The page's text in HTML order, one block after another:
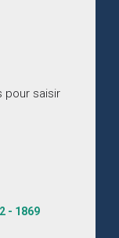
pour saisir
- 1869